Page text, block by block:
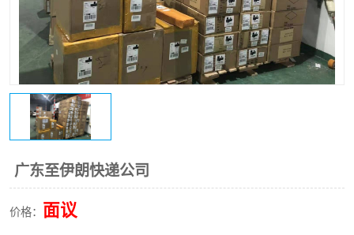
广东至伊朗快递公司
价格： 面议
DHL国际快递电话 深圳国际快递
新能源电池出口物流